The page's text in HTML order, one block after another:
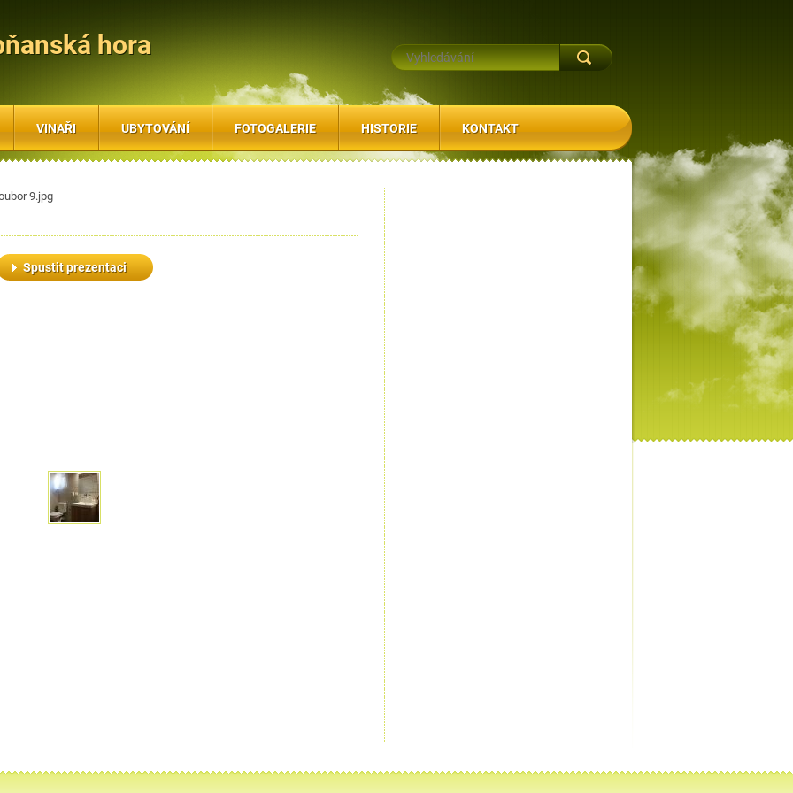
hora
9.jpg
Spustit prezentaci
VINAŘI UBYTOVÁNÍ FOTOGALERIE HISTORIE KONTAKT